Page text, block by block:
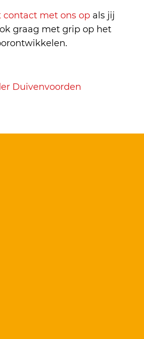
contact met ons op als jij
graag met grip op het
Duivenvoorden